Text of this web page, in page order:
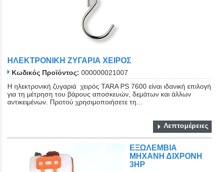
ΗΛΕΚΤΡΟΝΙΚΗ ΖΥΓΑΡΙΑ ΧΕΙΡΟΣ
Κωδικός Προϊόντος: 000000021007
Η ηλεκτρονική ζυγαριά χειρός TARA PS 7600 είναι ιδανική επιλογή
για τη μέτρηση του βάρους αποσκευών, δεμάτων και άλλων
αντικειμένων. Προτού χρησιμοποιήσετε τη...
Λεπτομέρειες
ΕΞΩΛΕΜΒΙΑ
ΜΗΧΑΝΗ ΔΙΧΡΟΝΗ
3ΗΡ